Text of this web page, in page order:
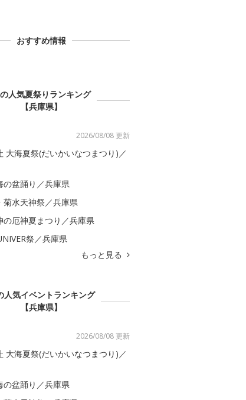
おすすめ情報
人気夏祭りランキング
【兵庫県】
2026/08/08 更新
大海夏祭(だいかいなつまつり)／
の盆踊り／兵庫県
菊水天神祭／兵庫県
の厄神夏まつり／兵庫県
祭／兵庫県
もっと見る
人気イベントランキング
【兵庫県】
2026/08/08 更新
大海夏祭(だいかいなつまつり)／
の盆踊り／兵庫県